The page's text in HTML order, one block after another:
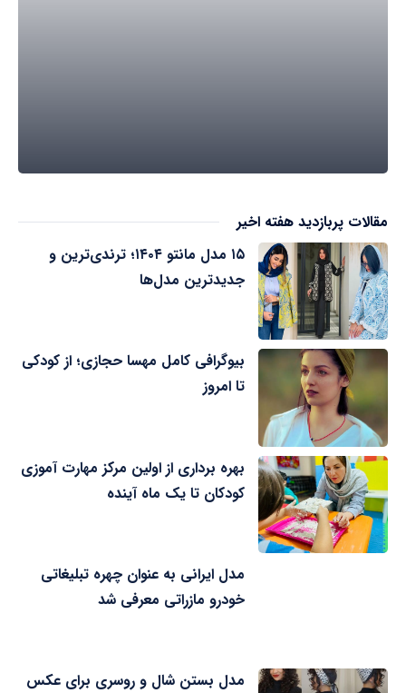
مقالات پربازدید هفته اخیر
۱۵ مدل مانتو ۱۴۰۴؛ ترندی‌ترین و
جدیدترین مدل‌ها
بیوگرافی کامل مهسا حجازی؛ از کودکی
تا امروز
بهره برداری از اولین مرکز مهارت آموزی
کودکان تا یک ماه آینده
مدل ایرانی به عنوان چهره تبلیغاتی
خودرو مازراتی معرفی شد
مدل بستن شال و روسری برای عکس